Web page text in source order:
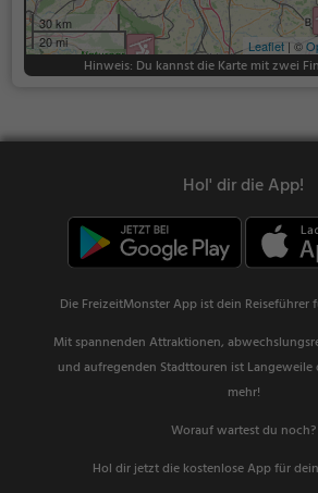
30 km
20 mi
Leaflet | ©
Hinweis: Du kannst die Karte mit zwei
Hol' dir die App!
Die FreizeitMonster App ist dein Reiseführer
Mit spannenden Attraktionen,
und aufregenden Stadttouren ist Langeweile
mehr!
Worauf wartest du noch?
Hol dir jetzt die kostenlose App für